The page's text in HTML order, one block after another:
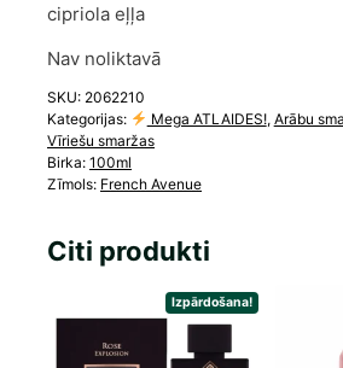
cipriola eļļa
Nav noliktavā
SKU: 2062210
Kategorijas:
Mega ATLAIDES!, Arābu
Vīriešu smaržas
Birka: 100ml
Zīmols: French Avenue
Citi produkti
Izpārdošana!